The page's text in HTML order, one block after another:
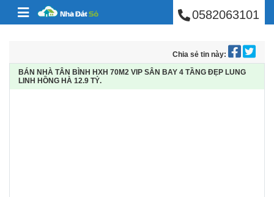
Skip to content BÁN NHÀ PHÚ0582063101
Chia sẻ tin này:
BÁN NHÀ TÂN BÌNH HXH 70M2 VIP SÂN BAY 4 TẦNG ĐẸP LUNG
LINH HỒNG HÀ 12.9 TỶ.